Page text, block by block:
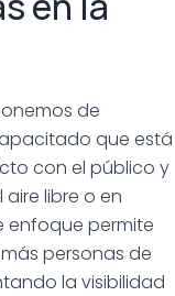
de
que está
con el público y
libre o en
enfoque permite
personas de
la visibilidad